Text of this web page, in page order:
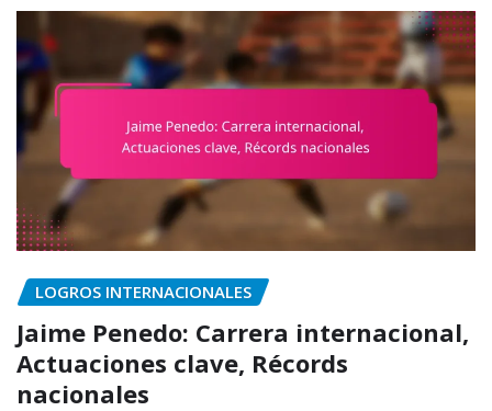
LOGROS INTERNACIONALES
Jaime Penedo: Carrera internacional,
Actuaciones clave, Récords
nacionales